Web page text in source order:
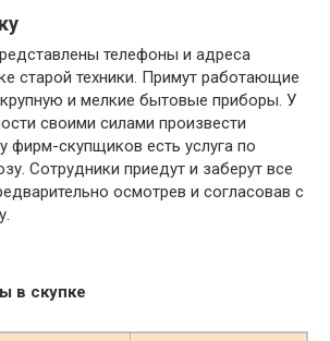
телефоны и адреса
старой техники. Примут работающие
и мелкие бытовые приборы. У
своими силами произвести
фирм-скупщиков есть услуга по
Сотрудники приедут и заберут все
осмотрев и согласовав с
в скупке